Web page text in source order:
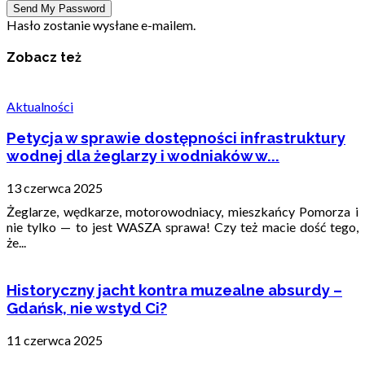
Hasło zostanie wysłane e-mailem.
Zobacz też
Aktualności
Petycja w sprawie dostępności infrastruktury
wodnej dla żeglarzy i wodniaków w...
13 czerwca 2025
Żeglarze, wędkarze, motorowodniacy, mieszkańcy Pomorza i
nie tylko — to jest WASZA sprawa! Czy też macie dość tego,
że...
Historyczny jacht kontra muzealne absurdy –
Gdańsk, nie wstyd Ci?
11 czerwca 2025